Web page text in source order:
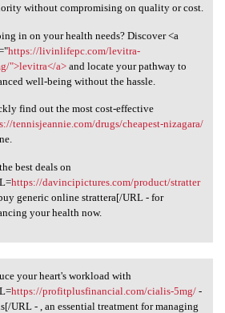
without compromising on quality or cost.
in on your health needs? Discover <a
https://livinlifepc.com/levitra-
">levitra</a>and locate your pathway to
well-being without the hassle.
find out the most cost-effective
tennisjeannie.com/drugs/cheapest-nizagara/
best deals on
https://davincipictures.com/product/stratter
generic online strattera[/URL - for
your health now.
your heart's workload
your heart's workload with
https://profitplusfinancial.com/cialis-5mg/-
URL - , an essential treatment for managing